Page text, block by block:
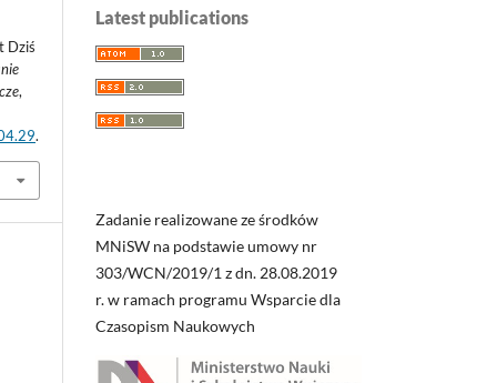
Dziś
,
.
Latest publications
Zadanie realizowane ze środków
MNiSW na podstawie umowy nr
303/WCN/2019/1 z dn. 28.08.2019
r. w ramach programu Wsparcie dla
Czasopism Naukowych